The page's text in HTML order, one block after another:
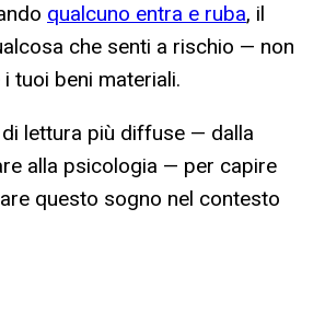
qualcuno entra e ruba, il
che senti a rischio — non
tuoi beni materiali.
lettura più diffuse — dalla
alla psicologia — per capire
questo sogno nel contesto